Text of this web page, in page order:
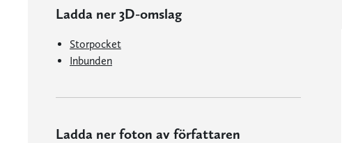
Ladda ner 3D-omslag
Storpocket
Inbunden
Ladda ner foton av författaren